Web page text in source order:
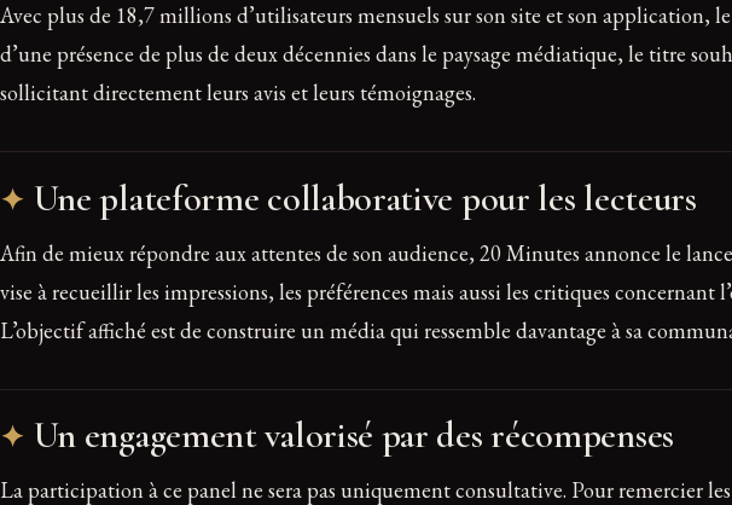
Avec plus de 18,7 millions d’utilisateurs mensuels sur son site et son
d’une présence de plus de deux décennies dans le paysage médiatique, le titre
sollicitant directement leurs avis et leurs témoignages.
Une plateforme collaborative pour les lecteurs
Afin de mieux répondre aux attentes de son audience, 20 Minutes annonce le
vise à recueillir les impressions, les préférences mais aussi les critiques
L’objectif affiché est de construire un média qui ressemble davantage à sa
Un engagement valorisé par des récompenses
La participation à ce panel ne sera pas uniquement consultative. Pour remercier